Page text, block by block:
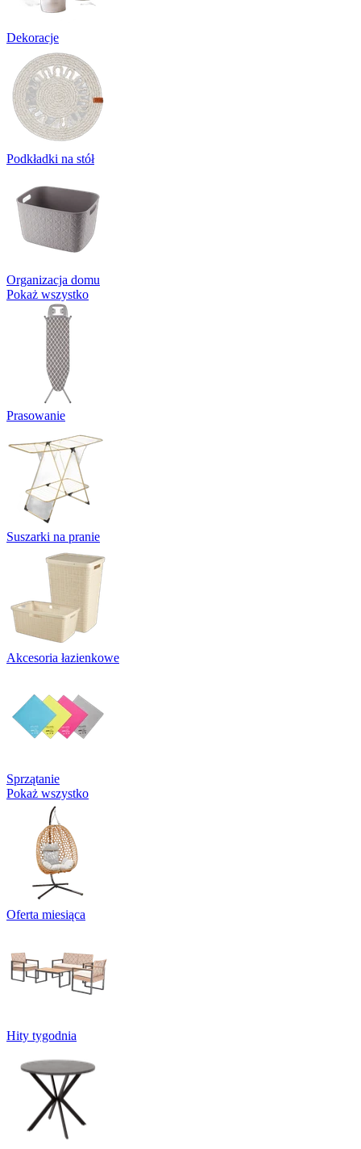
Dekoracje
Podkładki na stół
Organizacja domu
Pokaż wszystko
Prasowanie
Suszarki na pranie
Akcesoria łazienkowe
Sprzątanie
Pokaż wszystko
Oferta miesiąca
Hity tygodnia